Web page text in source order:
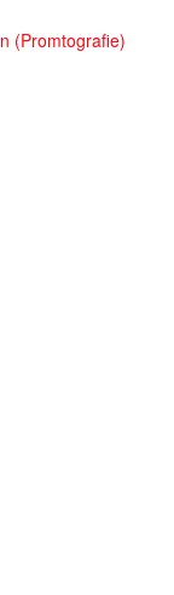
(Promtografie)